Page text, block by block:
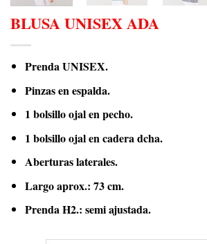
BLUSA UNISEX ADA
Prenda UNISEX.
Pinzas en espalda.
1 bolsillo ojal en pecho.
1 bolsillo ojal en cadera dcha.
Aberturas laterales.
Largo aprox.: 73 cm.
Prenda H2.: semi ajustada.